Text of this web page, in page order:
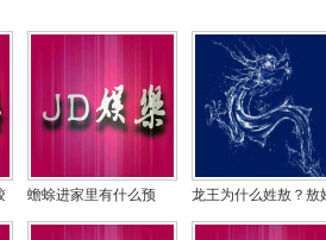
蟾蜍进家里有什么预
兆，蟾蜍是可以聚财的
龙王为什么姓敖？敖
当官天下必翻有什么